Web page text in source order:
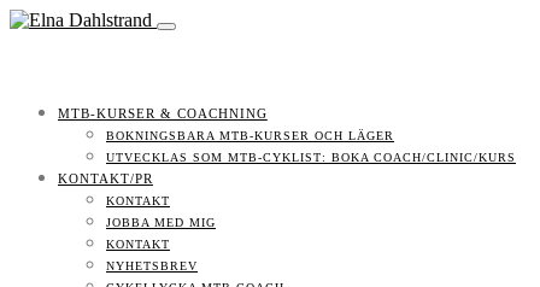
MTB-KURSER & COACHNING
BOKNINGSBARA MTB-KURSER OCH LÄGER
UTVECKLAS SOM MTB-CYKLIST: BOKA COACH/CLINIC/KURS
KONTAKT/PR
KONTAKT
JOBBA MED MIG
KONTAKT
NYHETSBREV